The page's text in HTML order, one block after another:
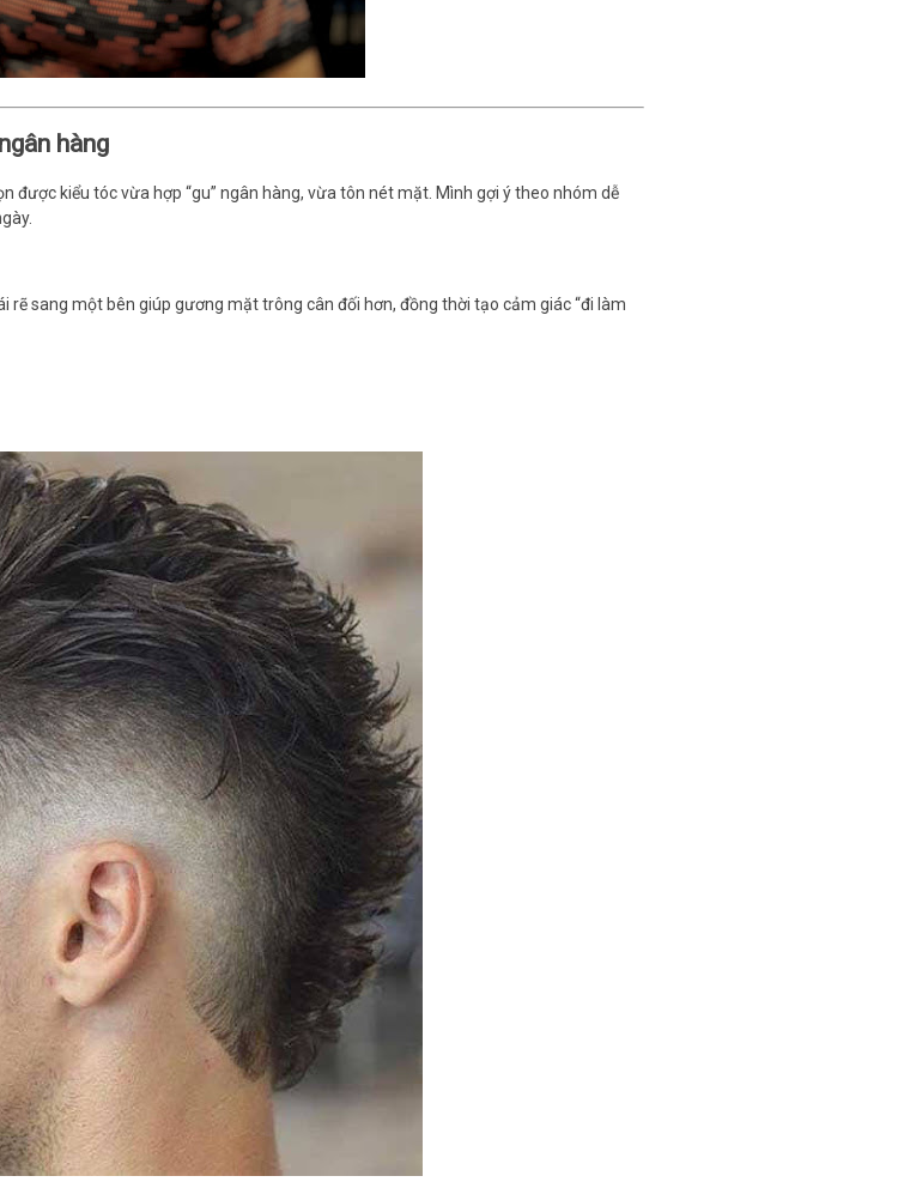
hàng
được kiểu tóc vừa hợp “gu” ngân hàng, vừa tôn nét mặt. Mình gợi ý theo nhóm dễ
rẽ sang một bên giúp gương mặt trông cân đối hơn, đồng thời tạo cảm giác “đi làm